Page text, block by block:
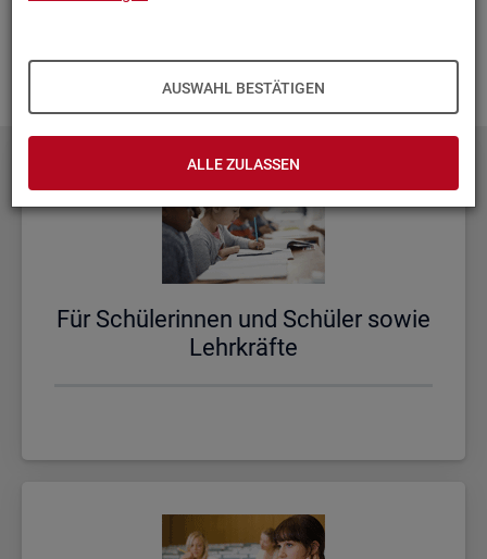
AUSWAHL BESTÄTIGEN
ALLE ZULASSEN
das gern in un­se­re Pla­nun­gen auf.
Für Schü­le­rin­nen und Schü­ler sowie
Lehr­kräf­te